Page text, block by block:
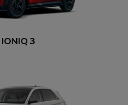
IONIQ 3